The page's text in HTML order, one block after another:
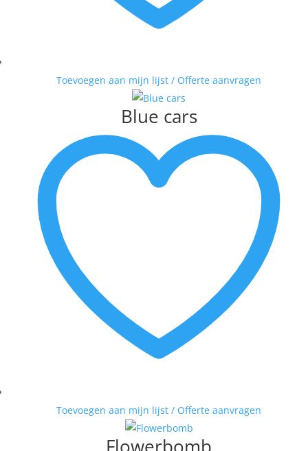
Toevoegen aan mijn lijst / Offerte aanvragen
Blue cars
Toevoegen aan mijn lijst / Offerte aanvragen